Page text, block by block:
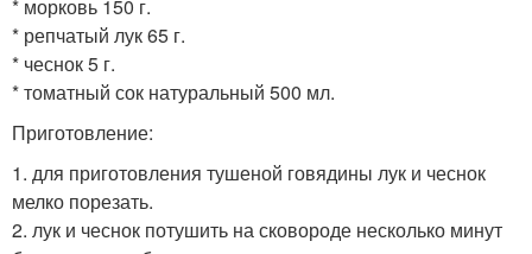
* морковь 150 г.
* репчатый лук 65 г.
* чеснок 5 г.
* томатный сок натуральный 500 мл.
Приготовление:
1. для приготовления тушеной говядины лук и чеснок
мелко порезать.
2. лук и чеснок потушить на сковороде несколько минут